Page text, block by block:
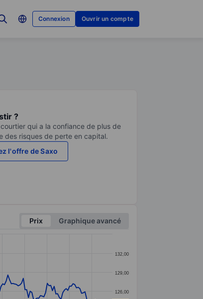
Connexion Ouvrir un compte
?
qui a la confiance de plus de
des risques de perte en capital.
l'offre de Saxo
Prix
Graphique avancé
126,00
129,00
132,00